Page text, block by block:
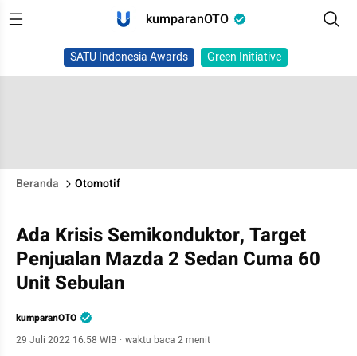
kumparanOTO
SATU Indonesia Awards Green Initiative
Beranda Otomotif
Ada Krisis Semikonduktor, Target
Penjualan Mazda 2 Sedan Cuma 60
Unit Sebulan
kumparanOTO
29 Juli 2022 16:58 WIB · waktu baca 2 menit